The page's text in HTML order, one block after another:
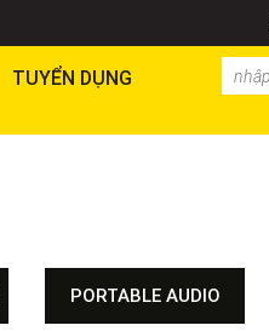
TUYỂN DỤNG
PORTABLE AUDIO